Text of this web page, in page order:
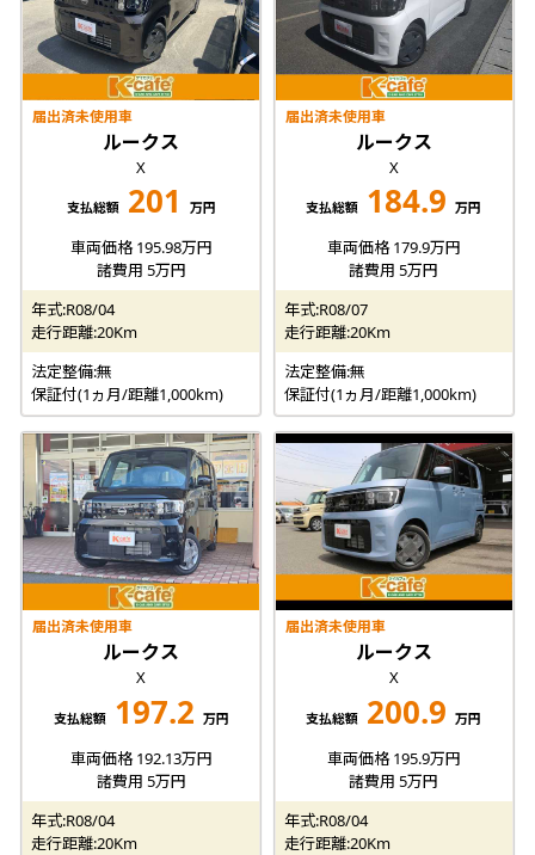
届出済未使用車
ルークス
X
支払総額 201 万円
車両価格 195.98万円
諸費用 5万円
年式:R08/04
走行距離:20Km
法定整備:無
保証付(1ヵ月/距離1,000km)
届出済未使用車
ルークス
X
支払総額 184.9 万円
車両価格 179.9万円
諸費用 5万円
年式:R08/07
走行距離:20Km
法定整備:無
保証付(1ヵ月/距離1,000km)
届出済未使用車
ルークス
X
支払総額 197.2 万円
車両価格 192.13万円
諸費用 5万円
年式:R08/04
走行距離:20Km
届出済未使用車
ルークス
X
支払総額 200.9 万円
車両価格 195.9万円
諸費用 5万円
年式:R08/04
走行距離:20Km